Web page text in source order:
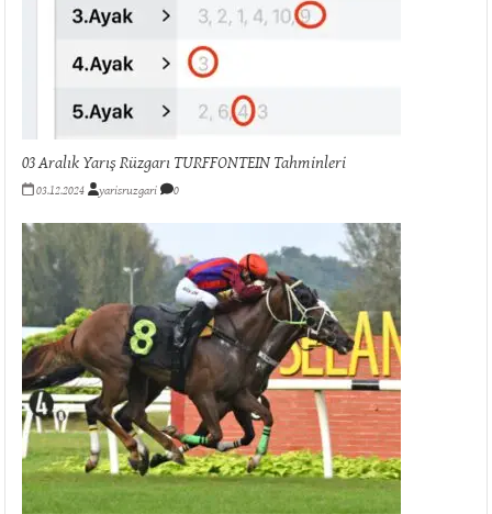
03 Aralık Yarış Rüzgarı TURFFONTEIN Tahminleri
03.12.2024 yarisruzgari 0